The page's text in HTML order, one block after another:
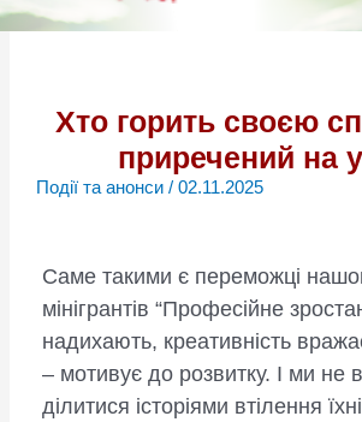
Хто горить своєю
приречений на
Події та анонси/ 02.11.2025
Саме такими є переможці
мінігрантів “Професійне
надихають, креативність
– мотивує до розвитку. І ми не
ділитися історіями втілення